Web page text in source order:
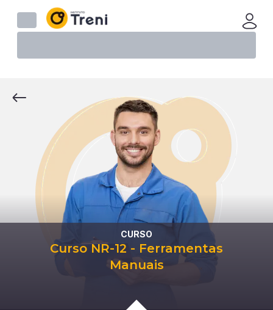
CURSO
Curso NR-12 - Ferramentas
Manuais